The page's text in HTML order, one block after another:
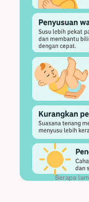
Berapa